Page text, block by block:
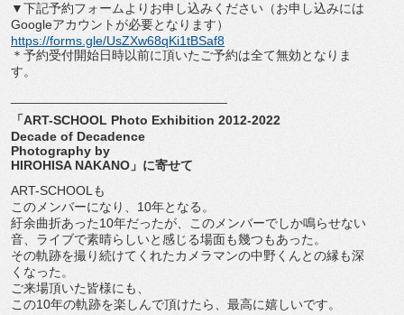
▼下記予約フォームよりお申し込みください（お申し込みには
Googleアカウントが必要となります）
https://forms.gle/UsZXw68qKi1tBSaf8
＊予約受付開始日時以前に頂いたご予約は全て無効となりま
す。
「ART-SCHOOL Photo Exhibition 2012-2022
Decade of Decadence
Photography by
HIROHISA NAKANO」に寄せて
ART-SCHOOLも
このメンバーになり、10年となる。
紆余曲折あった10年だったが、 このメンバーでしか鳴らせない
音、 ライブで素晴らしいと感じる場面も幾つもあった。
その軌跡を撮り続けてくれたカメラマンの中野くんとの縁も深
くなった。
ご来場頂いた皆様にも、
この10年の軌跡を楽しんで頂けたら、最高に嬉しいです。